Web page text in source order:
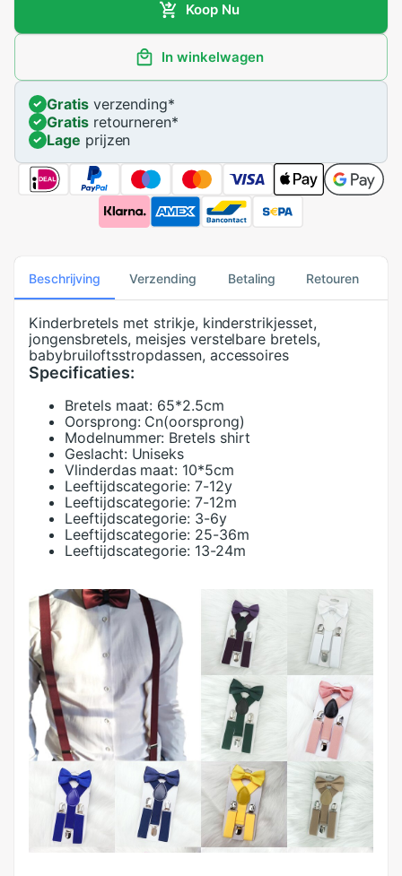
Koop Nu
In winkelwagen
Gratisverzending*
Gratisretourneren*
Lage prijzen
Beschrijving Verzending Betaling Retouren
Kinderbretels met strikje, kinderstrikjesset,
jongensbretels, meisjes verstelbare bretels,
babybruiloftsstropdassen, accessoires
Specificaties:
Bretels maat: 65*2.5cm
Oorsprong: Cn(oorsprong)
Modelnummer: Bretels shirt
Geslacht: Uniseks
Vlinderdas maat: 10*5cm
Leeftijdscategorie: 7-12y
Leeftijdscategorie: 7-12m
Leeftijdscategorie: 3-6y
Leeftijdscategorie: 25-36m
Leeftijdscategorie: 13-24m